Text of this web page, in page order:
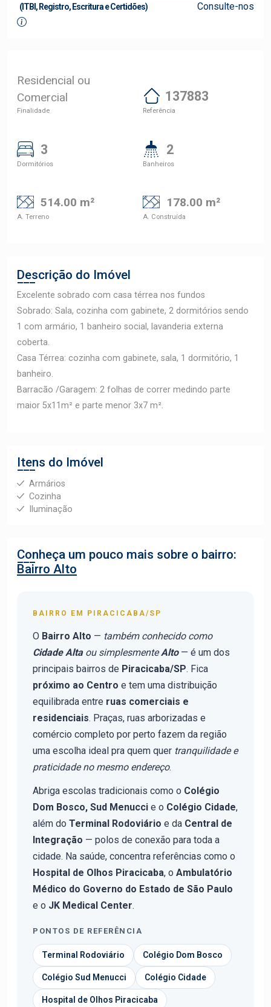
(ITBI, Registro, Escritura e Certidões) Consulte-nos
Residencial ou
Comercial
Finalidade
137883
Referência
3
Dormitórios
2
Banheiros
514.00 m²
A. Terreno
178.00 m²
A. Construída
Descrição do Imóvel
Excelente sobrado com casa térrea nos fundos
Sobrado: Sala, cozinha com gabinete, 2 dormitórios sendo
1 com armário, 1 banheiro social, lavanderia externa
coberta.
Casa Térrea: cozinha com gabinete, sala, 1 dormitório, 1
banheiro.
Barracão /Garagem: 2 folhas de correr medindo parte
maior 5x11m² e parte menor 3x7 m².
Itens do Imóvel
Armários
Cozinha
Iluminação
Conheça um pouco mais sobre o bairro:
Bairro Alto
BAIRRO EM PIRACICABA/SP
O Bairro Alto — também conhecido como
Cidade Altaou simplesmenteAlto— é um dos
principais bairros de Piracicaba/SP. Fica
próximo ao Centro e tem uma distribuição
equilibrada entre ruas comerciais e
residenciais. Praças, ruas arborizadas e
comércio completo por perto fazem da região
uma escolha ideal pra quem quer tranquilidade e
praticidade no mesmo endereço.
Abriga escolas tradicionais como o Colégio
Dom Bosco, Sud Menucci e o Colégio Cidade,
além do Terminal Rodoviário e da Central de
Integração — polos de conexão para toda a
cidade. Na saúde, concentra referências como o
Hospital de Olhos Piracicaba, o Ambulatório
Médico do Governo do Estado de São Paulo
e o JK Medical Center.
PONTOS DE REFERÊNCIA
Terminal Rodoviário Colégio Dom Bosco
Colégio Sud Menucci Colégio Cidade
Hospital de Olhos Piracicaba